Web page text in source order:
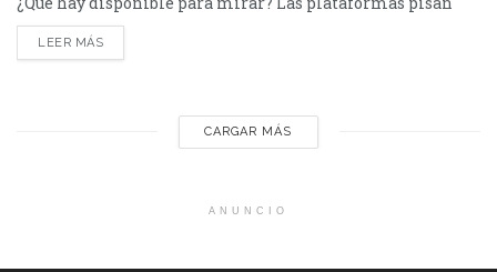
fuerte con una batería de lanzamientos que combinan
producciones locales y adaptaciones ambiciosas. De Netflix
LEER MÁS
CARGAR MÁS
ANUNCIO